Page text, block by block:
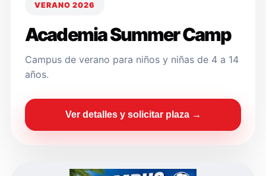
VERANO 2026
Academia Summer Camp
Campus de verano para niños y niñas de 4 a 14
años.
Ver detalles y solicitar plaza →